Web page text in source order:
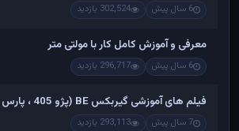
6 سال پیش 302,524 بازدید
معرفی و آموزش کامل کار با مولتی متر
6 سال پیش 296,717 بازدید
فیلم های آموزشی گیربکس BE (پژو 405 ، پارس ، سمند ، دنا)
7 سال پیش 293,113 بازدید